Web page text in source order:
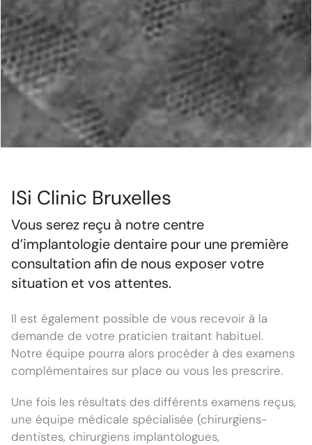
ISi Clinic Bruxelles
Vous serez reçu à notre centre
d’implantologie dentaire pour une première
consultation afin de nous exposer votre
situation et vos attentes.
Il est également possible de vous recevoir à la
demande de votre praticien traitant habituel.
Notre équipe pourra alors procéder à des examens
complémentaires sur place ou vous les prescrire.
Une fois les résultats des différents examens reçus,
une équipe médicale spécialisée (chirurgiens-
dentistes, chirurgiens implantologues,